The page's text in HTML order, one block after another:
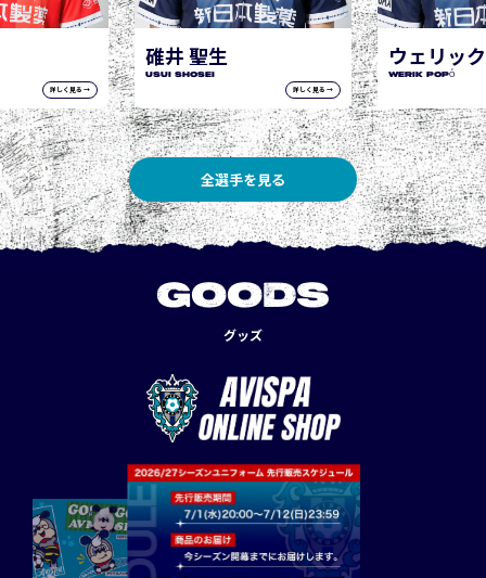
詳しく見る →
ウェリック ポポ
WERIK POPÓ
詳しく見る →
全選手を見る
GOODS
グッズ